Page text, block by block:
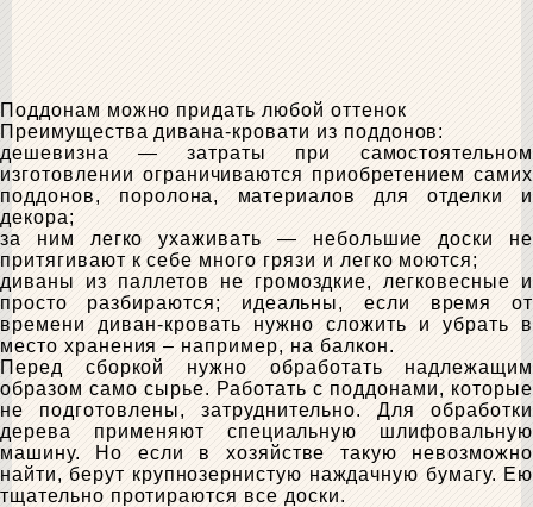
Поддонам можно придать любой оттенок
Преимущества дивана-кровати из поддонов:
дешевизна — затраты при самостоятельном
изготовлении ограничиваются приобретением самих
поддонов, поролона, материалов для отделки и
декора;
за ним легко ухаживать — небольшие доски не
притягивают к себе много грязи и легко моются;
диваны из паллетов не громоздкие, легковесные и
просто разбираются; идеальны, если время от
времени диван-кровать нужно сложить и убрать в
место хранения – например, на балкон.
Перед сборкой нужно обработать надлежащим
образом само сырье. Работать с поддонами, которые
не подготовлены, затруднительно. Для обработки
дерева применяют специальную шлифовальную
машину. Но если в хозяйстве такую невозможно
найти, берут крупнозернистую наждачную бумагу. Ею
тщательно протираются все доски.